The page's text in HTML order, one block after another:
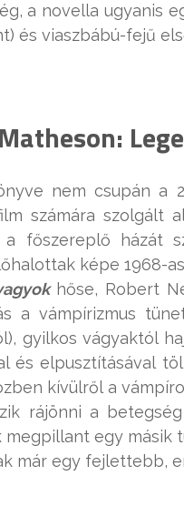
a novella ugyanis
és viaszbábú-fejű
nem csupán a
számára szolgált
a főszereplő házát
képe 1968-
hőse, Robert
a vámpírizmus
gyilkos vágyaktól
és elpusztításával
kívülről a
rájönni a
megpillant egy másik
már egy fejlettebb,